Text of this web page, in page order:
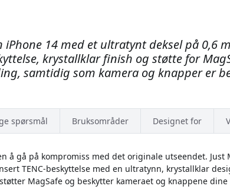
iPhone 14 med et ultratynt deksel på 0,6
krystallklar finish og støtte for
samtidig som kamera og knapper er
spørsmål Bruksområder Designet for
å gå på kompromiss med det originale utseendet. Just
TENC-beskyttelse med en ultratynn, krystallklar
MagSafe og beskytter kameraet og knappene